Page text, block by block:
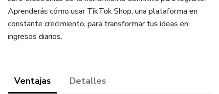
Aprenderás cómo usar TikTok Shop, una plataforma en
constante crecimiento, para transformar tus ideas en
ingresos diarios.
Ventajas Detalles